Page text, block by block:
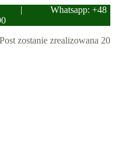
|
Whatsapp: +48
zostanie zrealizowana 20